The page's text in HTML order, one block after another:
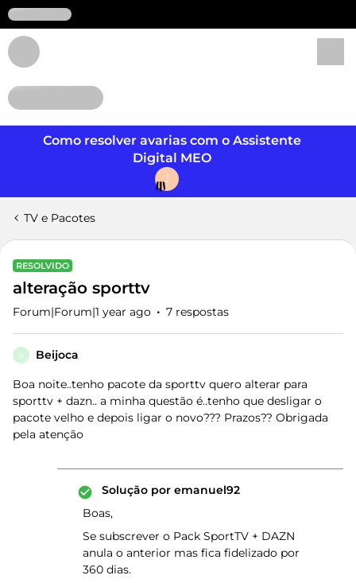
Como resolver avarias com o Assistente
Digital MEO
J
TV e Pacotes
RESOLVIDO
alteração sporttv
Forum|Forum|1 year ago 7 respostas
B Beijoca
Boa noite..tenho pacote da sporttv quero alterar para
sporttv + dazn.. a minha questão é..tenho que desligar o
pacote velho e depois ligar o novo??? Prazos?? Obrigada
pela atenção
Solução por emanuel92
Boas,
Se subscrever o Pack SportTV + DAZN
anula o anterior mas fica fidelizado por
360 dias.